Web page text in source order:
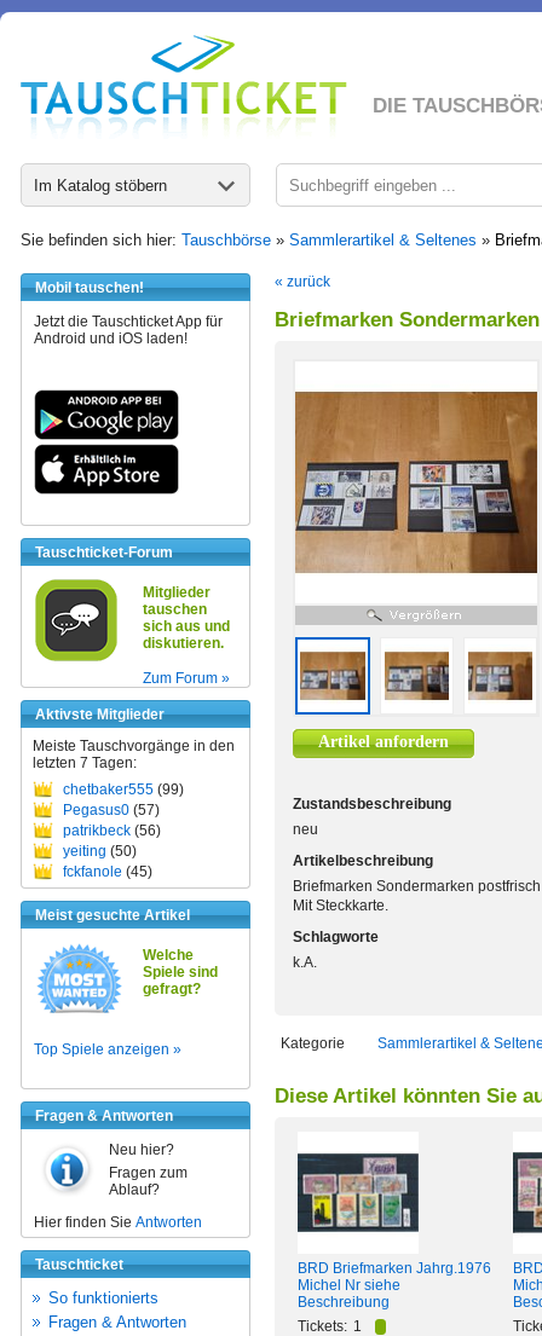
DIE
Im Katalog stöbern
Sie befinden sich hier: Tauschbörse » Sammlerartikel & Seltenes »
Mobil tauschen!
Jetzt die Tauschticket App für
Android und iOS laden!
Tauschticket-Forum
Mitglieder
tauschen
sich aus und
diskutieren.
Zum Forum »
Aktivste Mitglieder
Meiste Tauschvorgänge in den
letzten 7 Tagen:
chetbaker555 (99)
Pegasus0 (57)
patrikbeck (56)
yeiting (50)
fckfanole (45)
Meist gesuchte Artikel
Welche
Spiele sind
gefragt?
Top Spiele anzeigen »
Fragen & Antworten
Neu hier?
Fragen zum
Ablauf?
Hier finden Sie Antworten
Tauschticket
So funktionierts
Fragen & Antworten
« zurück
Briefmarken
Artikel anfordern
Zustandsbeschreibung
neu
Artikelbeschreibung
Briefmarken Sondermarken
Mit Steckkarte.
Schlagworte
k.A.
Kategorie Sammlerartikel &
Diese Artikel könnten Sie
BRD Briefmarken Jahrg.1976
Michel Nr siehe
Beschreibung
Tickets: 1